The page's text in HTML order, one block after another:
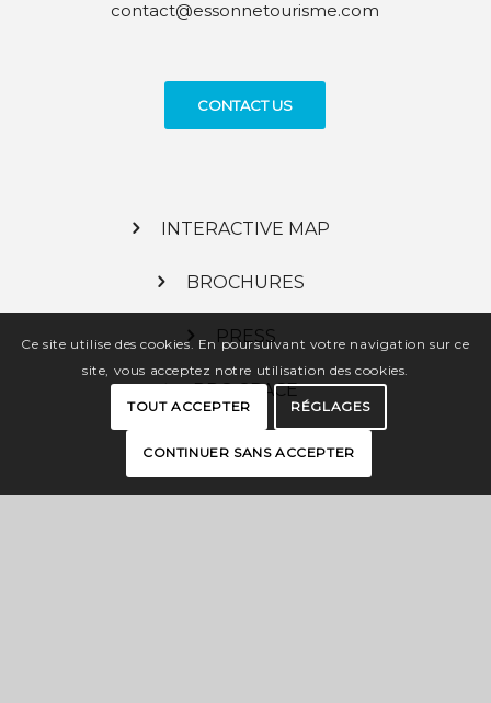
contact@essonnetourisme.com
CONTACT US
INTERACTIVE MAP
BROCHURES
PRESS
PRO SPACE
Ce site utilise des cookies. En poursuivant votre navigation sur ce
site, vous acceptez notre utilisation des cookies.
TOUT ACCEPTER RÉGLAGES
CONTINUER SANS ACCEPTER